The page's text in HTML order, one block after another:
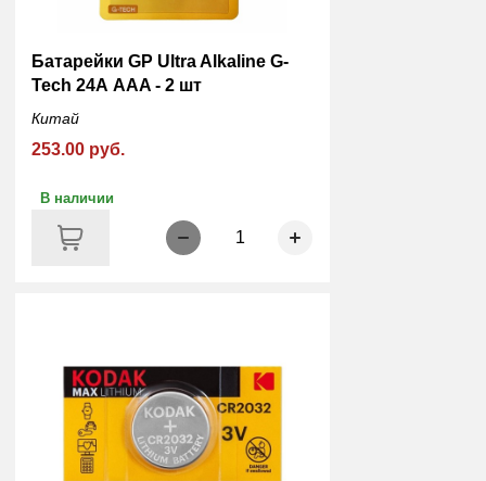
Батарейки GP Ultra Alkaline G-
Tech 24А AАA - 2 шт
Китай
253.00 руб.
В наличии
1